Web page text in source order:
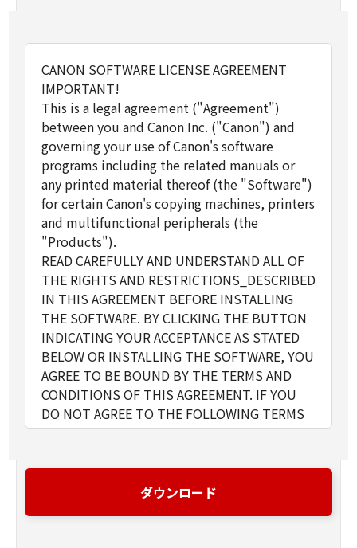
CANON SOFTWARE LICENSE AGREEMENT
IMPORTANT!
This is a legal agreement ("Agreement")
between you and Canon Inc. ("Canon") and
governing your use of Canon's software
programs including the related manuals or
any printed material thereof (the "Software")
for certain Canon's copying machines, printers
and multifunctional peripherals (the
"Products").
READ CAREFULLY AND UNDERSTAND ALL OF
THE RIGHTS AND RESTRICTIONS_DESCRIBED
IN THIS AGREEMENT BEFORE INSTALLING
THE SOFTWARE. BY CLICKING THE BUTTON
INDICATING YOUR ACCEPTANCE AS STATED
BELOW OR INSTALLING THE SOFTWARE, YOU
AGREE TO BE BOUND BY THE TERMS AND
CONDITIONS OF THIS AGREEMENT. IF YOU
DO NOT AGREE TO THE FOLLOWING TERMS
AND CONDITIONS OF THIS AGREEMENT, DO
BE MADE BECAUSE THE SOFTWARE WAS
PROVIDED TO YOU AT NO CHARGE.
ダウンロード